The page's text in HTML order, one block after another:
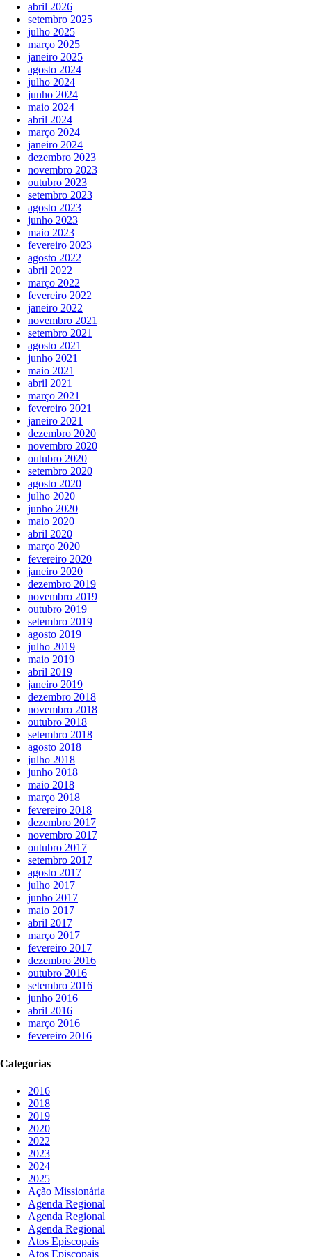
abril 2026
setembro 2025
julho 2025
março 2025
janeiro 2025
agosto 2024
julho 2024
junho 2024
maio 2024
abril 2024
março 2024
janeiro 2024
dezembro 2023
novembro 2023
outubro 2023
setembro 2023
agosto 2023
junho 2023
maio 2023
fevereiro 2023
agosto 2022
abril 2022
março 2022
fevereiro 2022
janeiro 2022
novembro 2021
setembro 2021
agosto 2021
junho 2021
maio 2021
abril 2021
março 2021
fevereiro 2021
janeiro 2021
dezembro 2020
novembro 2020
outubro 2020
setembro 2020
agosto 2020
julho 2020
junho 2020
maio 2020
abril 2020
março 2020
fevereiro 2020
janeiro 2020
dezembro 2019
novembro 2019
outubro 2019
setembro 2019
agosto 2019
julho 2019
maio 2019
abril 2019
janeiro 2019
dezembro 2018
novembro 2018
outubro 2018
setembro 2018
agosto 2018
julho 2018
junho 2018
maio 2018
março 2018
fevereiro 2018
dezembro 2017
novembro 2017
outubro 2017
setembro 2017
agosto 2017
julho 2017
junho 2017
maio 2017
abril 2017
março 2017
fevereiro 2017
dezembro 2016
outubro 2016
setembro 2016
junho 2016
abril 2016
março 2016
fevereiro 2016
Categorias
2016
2018
2019
2020
2022
2023
2024
2025
Ação Missionária
Agenda Regional
Agenda Regional
Agenda Regional
Atos Episcopais
Atos Episcopais